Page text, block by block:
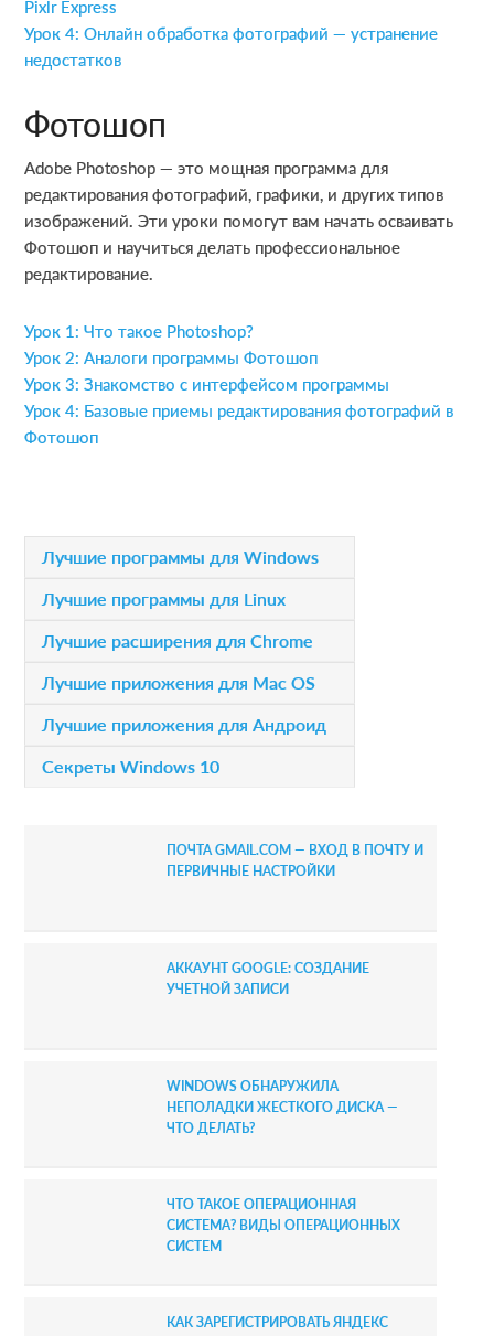
Pixlr Express
Урок 4: Онлайн обработка фотографий — устранение
недостатков
Фотошоп
Adobe Photoshop — это мощная программа для
редактирования фотографий, графики, и других типов
изображений. Эти уроки помогут вам начать осваивать
Фотошоп и научиться делать профессиональное
редактирование.
Урок 1: Что такое Photoshop?
Урок 2: Аналоги программы Фотошоп
Урок 3: Знакомство с интерфейсом программы
Урок 4: Базовые приемы редактирования фотографий в
Фотошоп
P
m
y
Лучшие программы для Windows
Лучшие программы для Linux
Лучшие расширения для Chrome
Лучшие приложения для Mac OS
Лучшие приложения для Андроид
Секреты Windows 10
ПОЧТА GMAIL.COM — ВХОД В ПОЧТУ И
ПЕРВИЧНЫЕ НАСТРОЙКИ
АККАУНТ GOOGLE: СОЗДАНИЕ
УЧЕТНОЙ ЗАПИСИ
WINDOWS ОБНАРУЖИЛА
НЕПОЛАДКИ ЖЕСТКОГО ДИСКА —
ЧТО ДЕЛАТЬ?
ЧТО ТАКОЕ ОПЕРАЦИОННАЯ
СИСТЕМА? ВИДЫ ОПЕРАЦИОННЫХ
СИСТЕМ
КАК ЗАРЕГИСТРИРОВАТЬ ЯНДЕКС